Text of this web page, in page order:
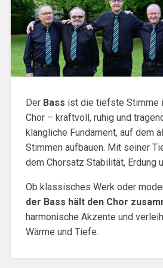
Der Bass ist die tiefste Stimme
Chor – kraftvoll, ruhig und
klangliche Fundament, auf dem
Stimmen aufbauen. Mit seiner
dem Chorsatz Stabilität, Erdung
Ob klassisches Werk oder
der Bass hält den Chor
harmonische Akzente und
Wärme und Tiefe.